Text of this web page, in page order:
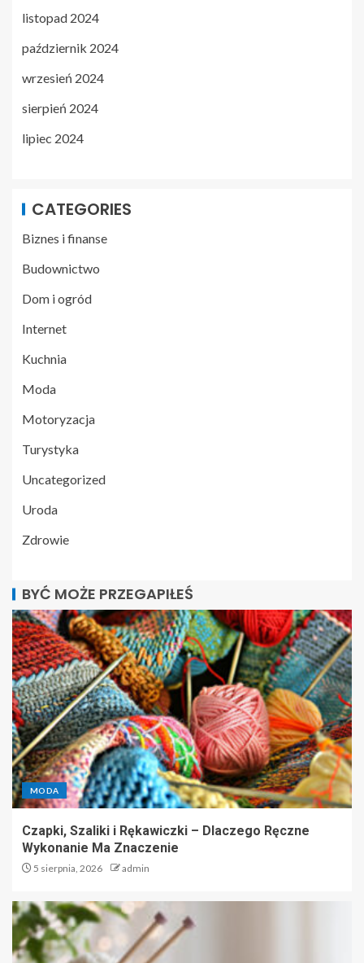
listopad 2024
październik 2024
wrzesień 2024
sierpień 2024
lipiec 2024
CATEGORIES
Biznes i finanse
Budownictwo
Dom i ogród
Internet
Kuchnia
Moda
Motoryzacja
Turystyka
Uncategorized
Uroda
Zdrowie
BYĆ MOŻE PRZEGAPIŁEŚ
MODA
Czapki, Szaliki i Rękawiczki – Dlaczego Ręczne
Wykonanie Ma Znaczenie
5 sierpnia, 2026 admin